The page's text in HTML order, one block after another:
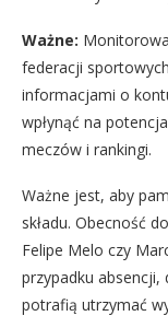
Ważne:
federacji
informacjami o
wpłynąć na
meczów i rankingi.
Ważne jest, aby
składu. Obecność
Felipe Melo czy
przypadku
potrafią utrzymać